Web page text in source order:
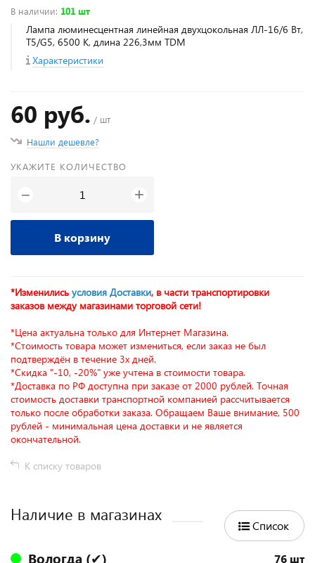
В наличии: 101 шт
Лампа люминесцентная линейная двухцокольная ЛЛ-16/6 Вт,
T5/G5, 6500 К, длина 226,3мм TDM
Характеристики
60 руб. / шт
Нашли дешевле?
УКАЖИТЕ КОЛИЧЕСТВО
− +
В корзину
*Изменились условия Доставки, в части транспортировки
заказов между магазинами торговой сети!
*Цена актуальна только для Интернет Магазина.
*Стоимость товара может измениться, если заказ не был
подтверждён в течение 3х дней.
*Скидка "-10, -20%" уже учтена в стоимости товара.
*Доставка по РФ доступна при заказе от 2000 рублей. Точная
стоимость доставки транспортной компанией рассчитывается
только после обработки заказа. Обращаем Ваше внимание, 500
рублей - минимальная цена доставки и не является
окончательной.
К списку товаров
Наличие в магазинах
Список
Вологда (✔) 76 шт